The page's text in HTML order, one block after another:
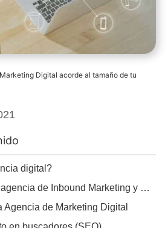
Digital acorde al tamaño de tu
digital?
Diferencias entre agencia de Inbound Marketing y agencia de Growth Marketing
Agencia de Marketing Digital